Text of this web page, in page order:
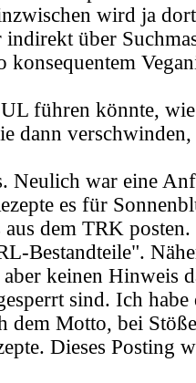
wird ja
indirekt über
führen könnte,
dann
Neulich war eine
es für
dem TRK
Bestandteile".
keinen Hinweis
sind. Ich habe
dem Motto, bei
Dieses Posting